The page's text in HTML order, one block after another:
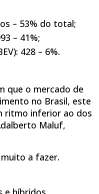
– 53% do total;
– 41%;
428 – 6%.
que o mercado de
no Brasil, este
ritmo inferior ao dos
Maluf,
a fazer.